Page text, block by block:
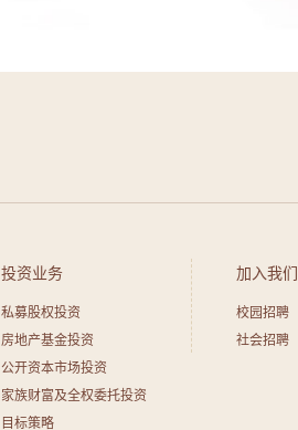
投资业务
私募股权投资
房地产基金投资
公开资本市场投资
家族财富及全权委托投资
目标策略
加入我们
校园招聘
社会招聘